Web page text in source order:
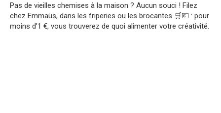
Pas de vieilles chemises à la maison ? Aucun souci ! Filez
chez Emmaüs, dans les friperies ou les brocantes 🛒💶 : pour
moins d’1 €, vous trouverez de quoi alimenter votre créativité.